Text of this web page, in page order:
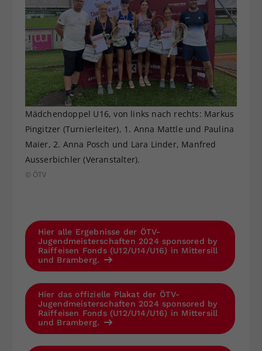
Mädchendoppel U16, von links nach rechts: Markus
Pingitzer (Turnierleiter), 1. Anna Mattle und Paulina
Maier, 2. Anna Posch und Lara Linder, Manfred
Ausserbichler (Veranstalter).
© ÖTV
Hier alle Ergebnisse der ÖTV-
Jugendmeisterschaften 2024 sponsored by
Raiffeisen Fonds (U12/U14/U16) in Mittersill
und Bramberg.
Hier das offizielle Plakat der ÖTV-
Jugendmeisterschaften 2024 sponsored by
Raiffeisen Fonds (U12/U14/U16) in Mittersill
und Bramberg.